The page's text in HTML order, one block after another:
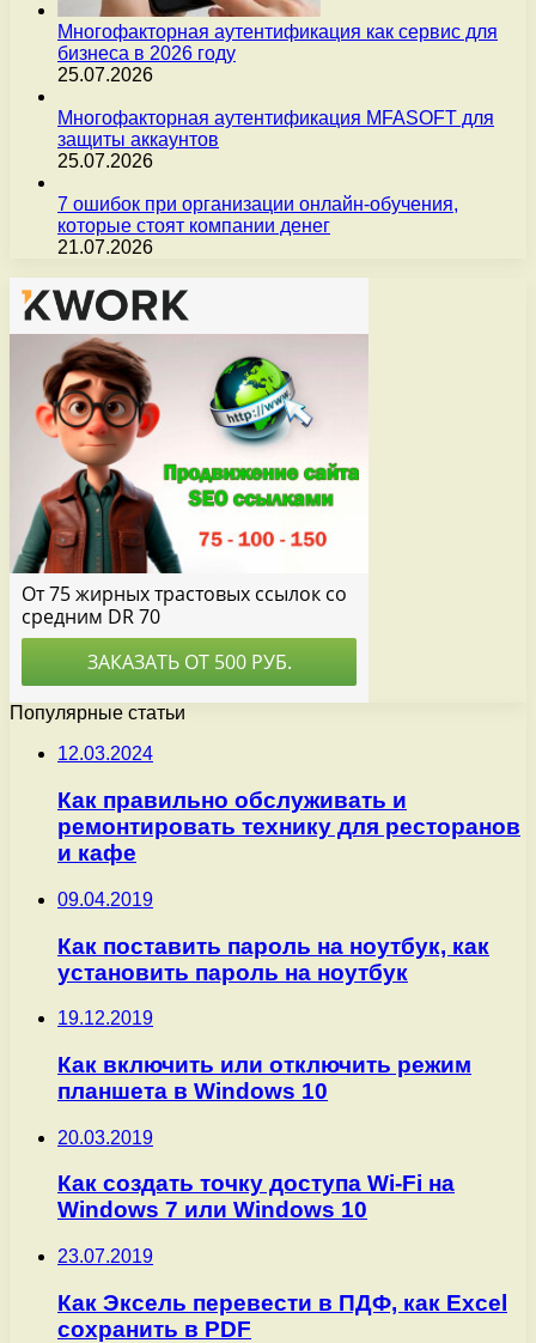
Многофакторная аутентификация как сервис для
бизнеса в 2026 году
25.07.2026
Многофакторная аутентификация MFASOFT для
защиты аккаунтов
25.07.2026
7 ошибок при организации онлайн-обучения,
которые стоят компании денег
21.07.2026
Популярные статьи
12.03.2024
Как правильно обслуживать и
ремонтировать технику для ресторанов
и кафе
09.04.2019
Как поставить пароль на ноутбук, как
установить пароль на ноутбук
19.12.2019
Как включить или отключить режим
планшета в Windows 10
20.03.2019
Как создать точку доступа Wi-Fi на
Windows 7 или Windows 10
23.07.2019
Как Эксель перевести в ПДФ, как Excel
сохранить в PDF